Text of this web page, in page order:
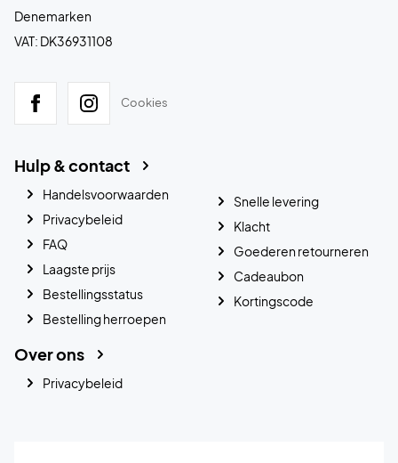
Denemarken
VAT: DK36931108
Cookies
Hulp & contact
Handelsvoorwaarden
Privacybeleid
FAQ
Laagste prijs
Bestellingsstatus
Bestelling herroepen
Snelle levering
Klacht
Goederen retourneren
Cadeaubon
Kortingscode
Over ons
Privacybeleid